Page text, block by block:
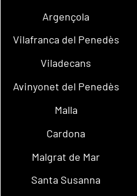
Argençola
Vilafranca del Penedès
Viladecans
Avinyonet del Penedès
Malla
Cardona
Malgrat de Mar
Santa Susanna